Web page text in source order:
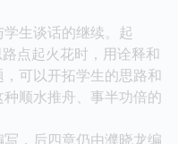
生谈话的继续。起
点起火花时，用诠释和
可以开拓学生的思路和
顺水推舟、事半功倍的
，后四章仍由濮晓龙编